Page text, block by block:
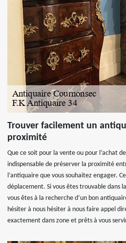
Trouver facilement un
proximité
Que ce soit pour la vente ou pour l’achat
indispensable de préserver la proximité
l’antiquaire que vous souhaitez engager.
déplacement. Si vous êtes trouvable dans
vous êtes à la recherche d’un bon
hésiter à nous hésiter à nous faire appel
exactement dans zone et prêts à vous